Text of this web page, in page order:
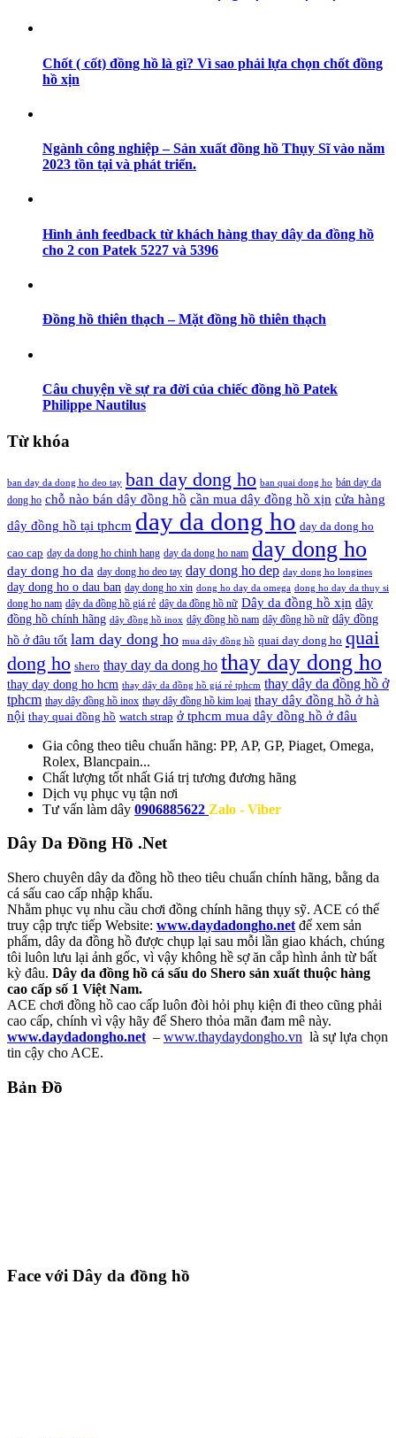
Chốt ( cốt) đồng hồ là gì? Vì sao phải lựa chọn chốt đồng
hồ xịn
Ngành công nghiệp – Sản xuất đồng hồ Thụy Sĩ vào năm
2023 tồn tại và phát triển.
Hình ảnh feedback từ khách hàng thay dây da đồng hồ
cho 2 con Patek 5227 và 5396
Đồng hồ thiên thạch – Mặt đồng hồ thiên thạch
Câu chuyện về sự ra đời của chiếc đồng hồ Patek
Philippe Nautilus
Từ khóa
ban day da dong ho deo tay ban day dong ho ban quai dong ho bán day da
dong ho chỗ nào bán dây đồng hồ cần mua dây đồng hồ xịn cửa hàng
dây đồng hồ tại tphcm day da dong ho day da dong ho
cao cap day da dong ho chinh hang day da dong ho nam day dong ho
day dong ho da day dong ho deo tay day dong ho dep day dong ho longines
day dong ho o dau ban day dong ho xin dong ho day da omega dong ho day da thuy si
dong ho nam dây da đồng hồ giá rẻ dây da đồng hồ nữ Dây da đồng hồ xịn dây
đồng hồ chính hãng dây đồng hồ inox dây đồng hồ nam dây đồng hồ nữ dây đồng
hồ ở đâu tốt lam day dong ho mua dây đồng hồ quai day dong ho quai
dong ho shero thay day da dong ho thay day dong ho
thay day dong ho hcm thay dây da đồng hồ giá rẻ tphcm thay dây da đồng hồ ở
tphcm thay dây đồng hồ inox thay dây đồng hồ kim loại thay dây đồng hồ ở hà
nội thay quai đồng hồ watch strap ở tphcm mua dây đồng hồ ở đâu
Gia công theo tiêu chuẩn hãng: PP, AP, GP, Piaget, Omega,
Rolex, Blancpain...
Chất lượng tốt nhất Giá trị tương đương hãng
Dịch vụ phục vụ tận nơi
Tư vấn làm dây 0906885622 Zalo - Viber
Dây Da Đồng Hồ .Net
Shero chuyên dây da đồng hồ theo tiêu chuẩn chính hãng, bằng da
cá sấu cao cấp nhập khẩu.
Nhằm phục vụ nhu cầu chơi đồng chính hãng thụy sỹ. ACE có thể
truy cập trực tiếp Website: www.daydadongho.net để xem sản
phẩm, dây da đồng hồ được chụp lại sau mỗi lần giao khách, chúng
tôi luôn lưu lại ảnh gốc, vì vậy không hề sợ ăn cắp hình ảnh từ bất
kỳ đâu. Dây da đồng hồ cá sấu do Shero sản xuất thuộc hàng
cao cấp số 1 Việt Nam.
ACE chơi đồng hồ cao cấp luôn đòi hỏi phụ kiện đi theo cũng phải
cao cấp, chính vì vậy hãy để Shero thỏa mãn đam mê này.
www.daydadongho.net – www.thaydaydongho.vn là sự lựa chọn
tin cậy cho ACE.
Bản Đồ
Face với Dây da đồng hồ